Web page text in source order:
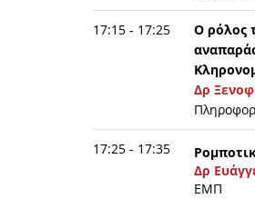
17:15 - 17:25
Ο ρόλος
Δρ
17:25 - 17:35
Δρ
ΕΜΠ